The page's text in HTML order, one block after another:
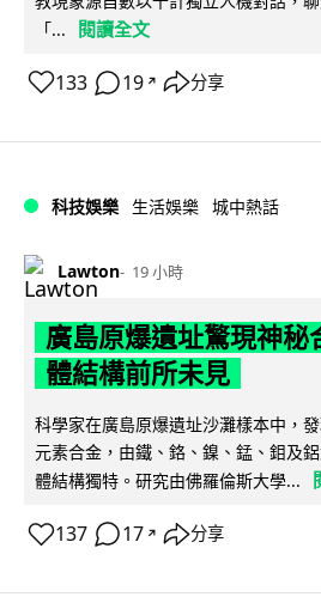
「...
閱讀全文
133 19 ↗ 分享
科技娛樂 生活娛樂 城中熱話
Lawton 19 小時
廣島原爆遺址驚現神秘
體結構前所未見
科學家在廣島原爆遺址沙灘樣本中，
元素合金，由鐵、鉻、鎳、錳、鉬及
體結構獨特。研究由佛羅倫斯大學...
137 17 ↗ 分享